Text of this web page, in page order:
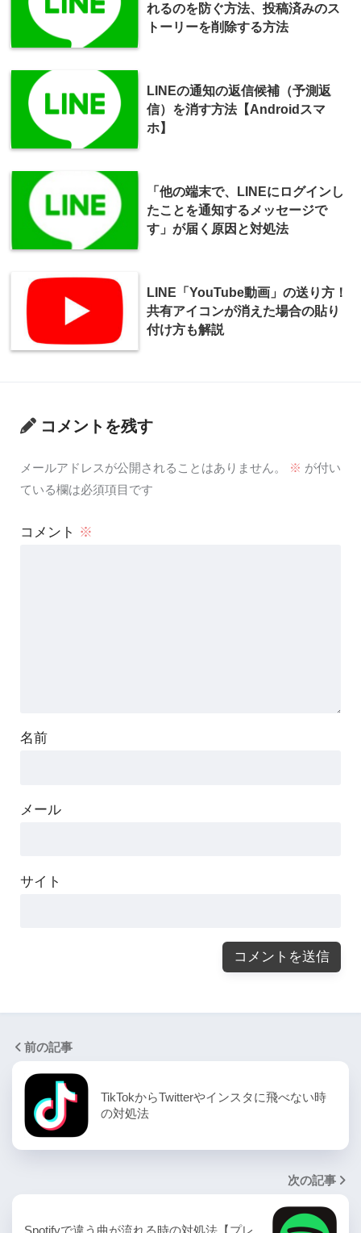
れるのを防ぐ方法、投稿済みのス
トーリーを削除する方法
LINEの通知の返信候補（予測返
信）を消す方法【Androidスマ
ホ】
「他の端末で、LINEにログインし
たことを通知するメッセージで
す」が届く原因と対処法
LINE「YouTube動画」の送り方！
共有アイコンが消えた場合の貼り
付け方も解説
コメントを残す
メールアドレスが公開されることはありません。 ※ が付い
ている欄は必須項目です
コメント ※
名前
メール
サイト
前の記事
TikTokからTwitterやインスタに飛べない時
の対処法
次の記事
Spotifyで違う曲が流れる時の対処法【プレ